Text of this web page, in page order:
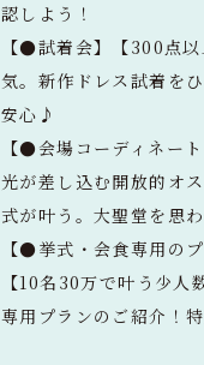
認しよう！
【●試着会】【300点
気。新作ドレス試着を
安心♪
【●会場コーディネー
光が差し込む開放的オ
式が叶う。大聖堂を思
【●挙式・会食専用のプ
【10名30万で叶う少
専用プランのご紹介！